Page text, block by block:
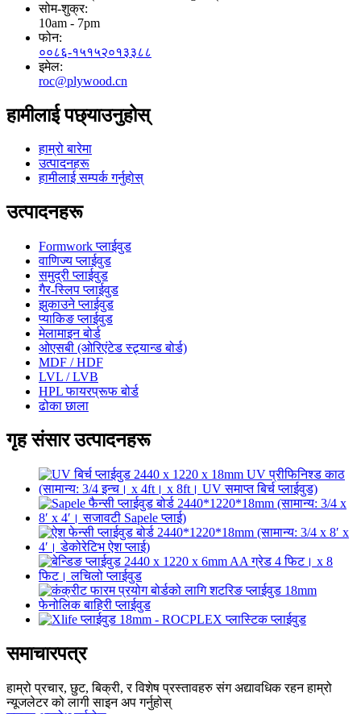
सोम-शुक्र:
10am - 7pm
फोन:
००८६-१५१५२०१३३८८
इमेल:
roc@plywood.cn
हामीलाई पछ्याउनुहोस्
हाम्रो बारेमा
उत्पादनहरू
हामीलाई सम्पर्क गर्नुहोस्
उत्पादनहरू
Formwork प्लाईवुड
वाणिज्य प्लाईवुड
समुद्री प्लाईवुड
गैर-स्लिप प्लाईवुड
झुकाउने प्लाईवुड
प्याकिङ प्लाईवुड
मेलामाइन बोर्ड
ओएसबी (ओरिएंटेड स्ट्र्यान्ड बोर्ड)
MDF / HDF
LVL / LVB
HPL फायरप्रूफ बोर्ड
ढोका छाला
गृह संसार उत्पादनहरू
समाचारपत्र
हाम्रो प्रचार, छुट, बिक्री, र विशेष प्रस्तावहरु संग अद्यावधिक रहन हाम्रो
न्यूजलेटर को लागी साइन अप गर्नुहोस्